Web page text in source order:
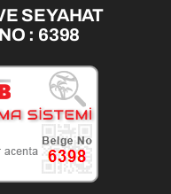
SEYAHAT
: 6398